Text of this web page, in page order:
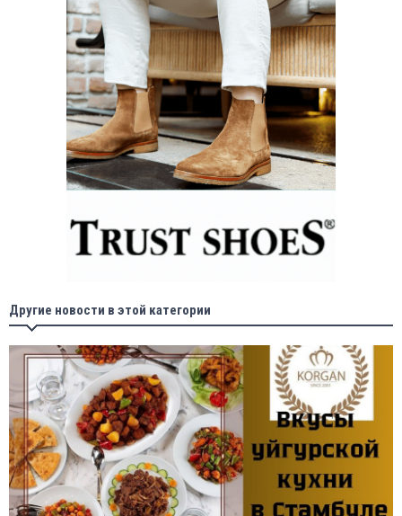
Другие новости в этой категории